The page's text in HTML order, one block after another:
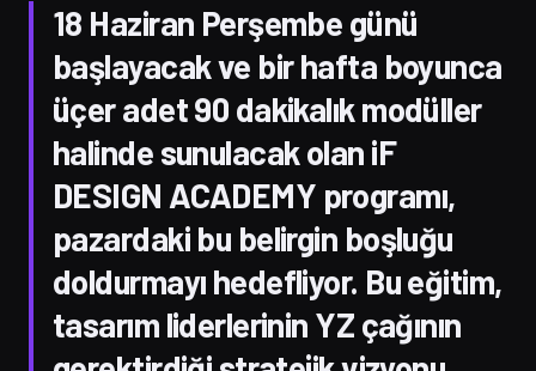
18 Haziran Perşembe günü
başlayacak ve bir hafta boyunca
üçer adet 90 dakikalık modüller
halinde sunulacak olan iF
DESIGN ACADEMY programı,
pazardaki bu belirgin boşluğu
doldurmayı hedefliyor. Bu eğitim,
tasarım liderlerinin YZ çağının